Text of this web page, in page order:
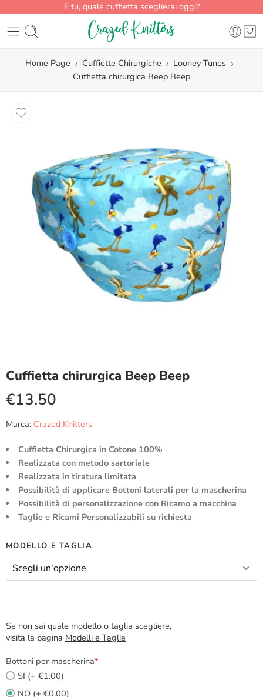
E tu, quale cuffietta sceglierai oggi?
Home Page Cuffiette Chirurgiche
Looney Tunes
Cuffietta chirurgica Beep Beep
Cuffietta chirurgica Beep Beep
€13.50
Marca: Crazed Knitters
Cuffietta Chirurgica in Cotone 100%
Realizzata con metodo sartoriale
Realizzata in tiratura limitata
Possibilità di applicare Bottoni laterali per la mascherina
Possibilità di personalizzazione con Ricamo a macchina
Taglie e Ricami Personalizzabili su richiesta
MODELLO E TAGLIA
Se non sai quale modello o taglia scegliere,
visita la pagina Modelli e Taglie
Bottoni per mascherina*
SI (+ €1.00)
NO (+ €0.00)